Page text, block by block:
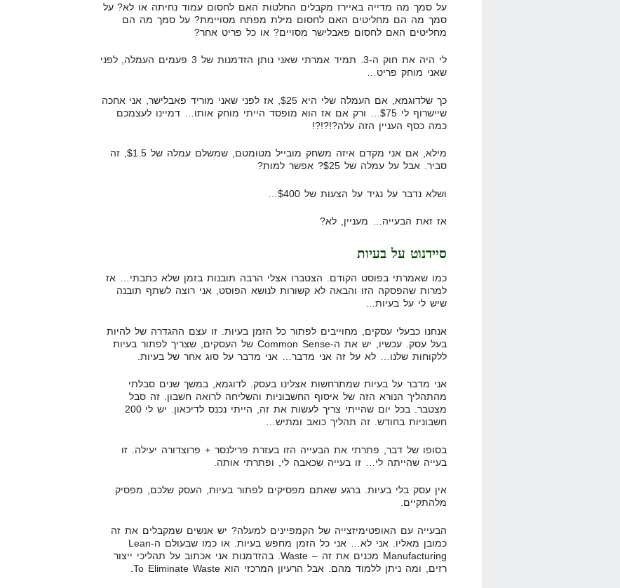
על סמך מה מדייה באיירז מקבלים החלטות האם לחסום עמוד נחיתה או לא? על
סמך מה הם מחליטים האם לחסום מילת מפתח מסויימת? על סמך מה הם
מחליטים האם לחסום פאבלישר מסויים? או כל פריט אחר?
לי היה את חוק ה-3. תמיד אמרתי שאני נותן הזדמנות של 3 פעמים העמלה, לפני
שאני מוחק פריט…
כך שלדוגמא, אם העמלה שלי היא $25, אז לפני שאני מוריד פאבלישר, אני אחכה
שיישרוף לי $75… ורק אם אז הוא מופסד הייתי מוחק אותו… דמיינו לעצמכם
כמה כסף העניין הזה עלה?!?!?!
מילא, אם אני מקדם איזה משחק מובייל מטומטם, שמשלם עמלה של $1.5, זה
סביר. אבל על עמלה של $25? אפשר למות?
ושלא נדבר על נגיד על הצעות של $400…
אז זאת הבעייה… מעניין, לא?
סיידנוט על בעיות
כמו שאמרתי בפוסט הקודם. הצטברו אצלי הרבה תובנות בזמן שלא כתבתי… אז
למרות שהפסקה הזו והבאה לא קשורות לנושא הפוסט, אני רוצה לשתף תובנה
שיש לי על בעיות…
אנחנו כבעלי עסקים, מחוייבים לפתור כל הזמן בעיות. זו עצם ההגדרה של להיות
בעל עסק. עכשיו, יש את ה-Common Sense של העסקים, שצריך לפתור בעיות
ללקוחות שלנו… לא על זה אני מדבר… אני מדבר על סוג אחר של בעיות.
אני מדבר על בעיות שמתרחשות אצלינו בעסק. לדוגמא, במשך שנים סבלתי
מהתהליך הנורא הזה של איסוף החשבוניות והשליחה לרואה חשבון. זה סבל
מצטבר. בכל יום שהייתי צריך לעשות את זה, הייתי נכנס לדיכאון. יש לי 200
חשבוניות בחודש. זה תהליך כואב ומתיש…
בסופו של דבר, פתרתי את הבעייה הזו בעזרת פרילנסר + פרוצדורה יעילה. זו
בעייה שהייתה לי… זו בעייה שכאבה לי, ופתרתי אותה.
אין עסק בלי בעיות. ברגע שאתם מפסיקים לפתור בעיות, העסק שלכם, מפסיק
מלהתקיים.
הבעייה עם האופטימיזצייה של הקמפיינים למעלה? יש אנשים שמקבלים את זה
כמובן מאליו. אני לא… אני כל הזמן מחפש בעיות. או כמו שבעולם ה-Lean
Manufacturing מכנים את זה – Waste. בהזדמנות אני אכתוב על תהליכי ייצור
רזים, ומה ניתן ללמוד מהם. אבל הרעיון המרכזי הוא To Eliminate Waste.